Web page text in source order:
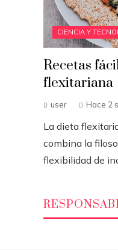
CIENCIA Y
Recetas
flexitariana
user Hace 2
La dieta
combina la
flexibilidad de